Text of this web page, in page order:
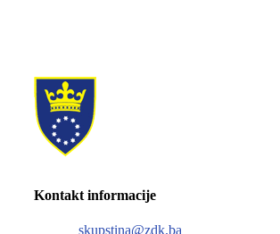
Kontakt informacije
skupstina@zdk.ba